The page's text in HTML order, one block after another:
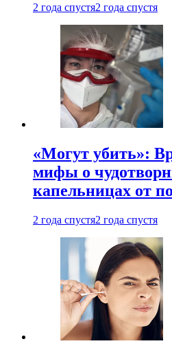
2 года спустя2 года спустя
«Могут убить»:
мифы о
капельницах от
2 года спустя2 года спустя